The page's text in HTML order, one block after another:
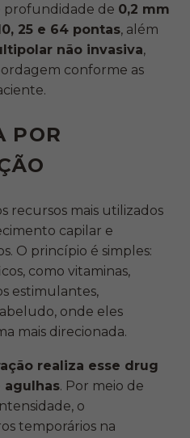
profundidade de 0,2 mm
25 e 64 pontas, além
não invasiva,
conforme as
POR
recursos mais utilizados
capilar e
O princípio é simples:
como vitaminas,
estimulantes,
onde eles
mais direcionada.
realiza esse drug
agulhas. Por meio de
o
temporários na